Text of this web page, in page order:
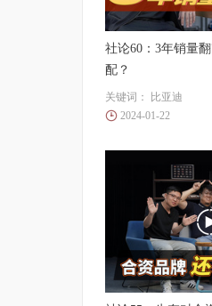
社论60：3年销量
配？
关键词： 比亚迪
2024-01-22